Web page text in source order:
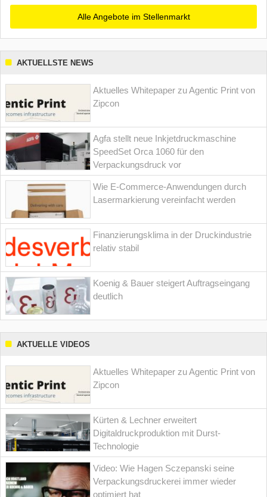
Alle Angebote im Stellenmarkt
AKTUELLSTE NEWS
Aktuelles Whitepaper zu Agentic Print von
Zipcon
Agfa stellt neue Inkjetdruckmaschine
SpeedSet Orca 1060 für den
Verpackungsdruck vor
Wie E-Commerce-Anwendungen durch
Lasermarkierung vereinfacht werden
Finanzierungsklima in der Druckindustrie
relativ stabil
Koenig & Bauer steigert Auftragseingang
deutlich
AKTUELLE VIDEOS
Aktuelles Whitepaper zu Agentic Print von
Zipcon
Kürten & Lechner erweitert
Digitaldruckproduktion mit Durst-
Technologie
Video: Wie Hagen Sczepanski seine
Verpackungsdruckerei immer wieder
optimiert hat